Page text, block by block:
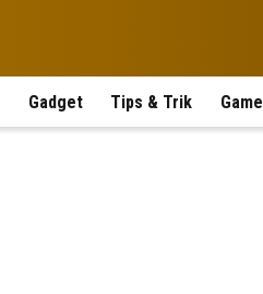
Gadget Tips & Trik Game